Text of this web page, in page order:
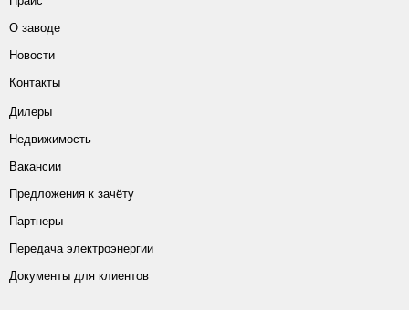
по производству керамического блока
и кирпича различной цветовой гаммы.
Каталог
Прайс
О заводе
Новости
Контакты
Дилеры
Недвижимость
Вакансии
Предложения к зачёту